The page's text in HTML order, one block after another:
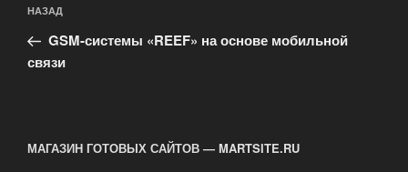
по
записям
Предыдущая
запись:
НАЗАД
GSM-системы «REEF» на основе мобильной
связи
МАГАЗИН ГОТОВЫХ САЙТОВ — MARTSITE.RU